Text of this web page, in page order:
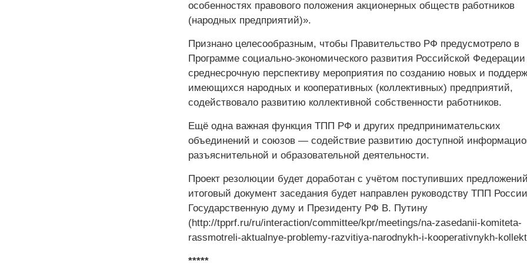
особенностях правового положения акционерных обществ работников
(народных предприятий)».
Признано целесообразным, чтобы Правительство РФ предусмотрело в
Программе социально-экономического развития Российской Федерации
среднесрочную перспективу мероприятия по созданию новых и
имеющихся народных и кооперативных (коллективных) предприятий,
содействовало развитию коллективной собственности работников.
Ещё одна важная функция ТПП РФ и других предпринимательских
объединений и союзов — содействие развитию доступной
разъяснительной и образовательной деятельности.
Проект резолюции будет доработан с учётом поступивших
итоговый документ заседания будет направлен руководству ТПП
Государственную думу и Президенту РФ В. Путину
(http://tpprf.ru/ru/interaction/committee/kpr/meetings/na-zasedanii-komiteta-
rassmotreli-aktualnye-problemy-razvitiya-narodnykh-i-kooperativnykh-